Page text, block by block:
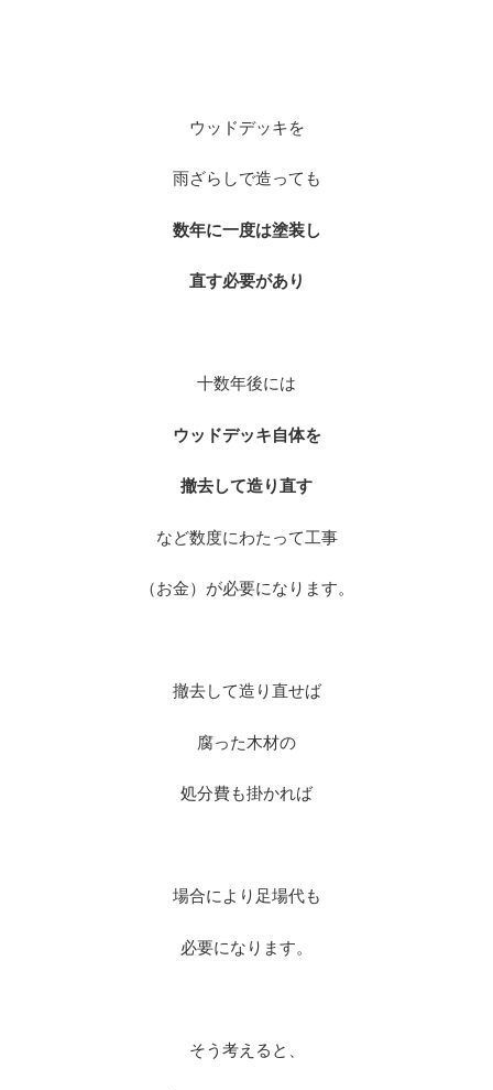
ウッドデッキを
雨ざらしで造っても
数年に一度は塗装し
直す必要があり
十数年後には
ウッドデッキ自体を
撤去して造り直す
など数度にわたって工事
（お金）が必要になります。
撤去して造り直せば
腐った木材の
処分費も掛かれば
場合により足場代も
必要になります。
そう考えると、